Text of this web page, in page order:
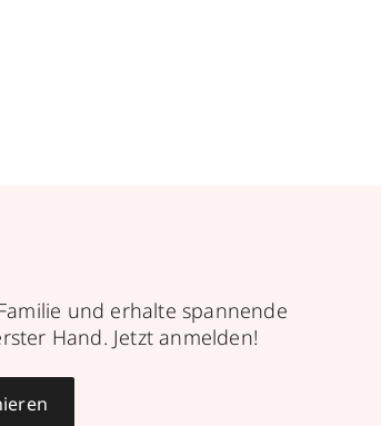
und erhalte spannende
Hand. Jetzt anmelden!